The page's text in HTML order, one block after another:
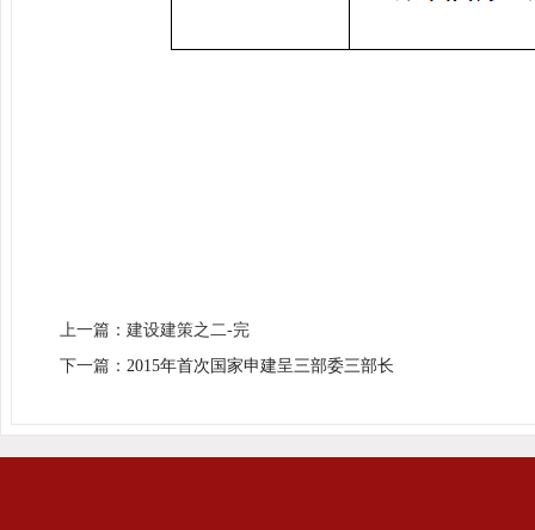
上一篇：建设建策之二-完
下一篇： 2015年首次国家申建呈三部委三部长